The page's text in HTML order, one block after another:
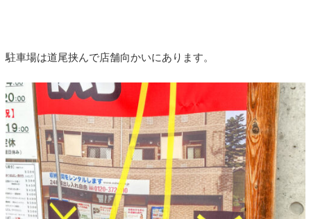
駐車場は道尾挟んで店舗向かいにあります。